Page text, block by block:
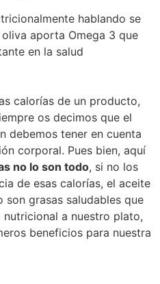
hablando se
aporta Omega 3 que
en la salud
calorías de un producto,
os decimos que el
debemos tener en cuenta
corporal. Pues bien, aquí
no lo son todo, si no los
de esas calorías, el aceite
grasas saludables que
a nuestro plato,
beneficios para nuestra